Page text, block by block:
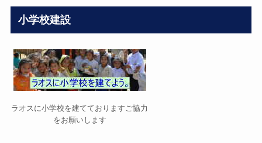
小学校建設
ラオスに小学校を建てておりますご協力
をお願いします